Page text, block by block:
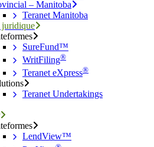
– Manitoba
Teranet Manitoba
SureFund™
WritFiling®
Teranet eXpress®
Teranet Undertakings
LendView™